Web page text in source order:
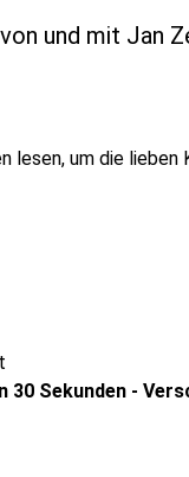
und mit Jan
lesen, um die
30 Sekunden -